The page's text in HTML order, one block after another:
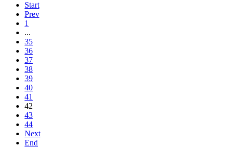
Start
Prev
1
...
35
36
37
38
39
40
41
42
43
44
Next
End